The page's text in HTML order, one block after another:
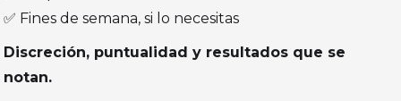
✅ Fines de semana, si lo necesitas
Discreción, puntualidad y resultados que se
notan.